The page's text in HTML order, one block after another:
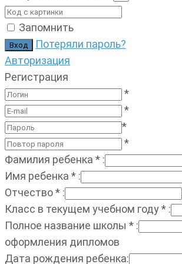
Запомнить
Потеряли пароль?
Авторизация
Регистрация
*
*
*
*
Фамилия ребенка * :
Имя ребенка * :
Отчество* :
Класс в текущем учебном году* :
Полное название школы * :
оформления дипломов
Дата рождения ребенка: